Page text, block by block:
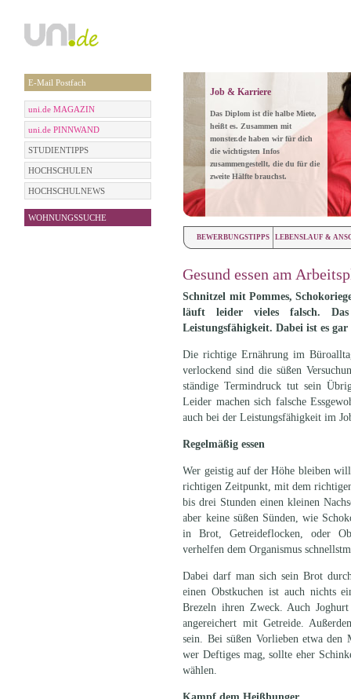
E-Mail Postfach
uni.de MAGAZIN
uni.de PINNWAND
STUDIENTIPPS
HOCHSCHULEN
HOCHSCHULNEWS
WOHNUNGSSUCHE
Job & Karriere
Das Diplom ist die halbe Miete,
heißt es. Zusammen mit
monster.de haben wir für dich
die wichtigsten Infos
zusammengestellt, die du für die
zweite Hälfte brauchst.
BEWERBUNGSTIPPS LEBENSLAUF &
Gesund essen am
Schnitzel mit Pommes,
läuft leider vieles falsch.
Leistungsfähigkeit. Dabei ist es
Die richtige Ernährung im
verlockend sind die süßen
ständige Termindruck tut sein
Leider machen sich falsche
auch bei der Leistungsfähigkeit im
Regelmäßig essen
Wer geistig auf der Höhe bleiben
richtigen Zeitpunkt, mit dem
bis drei Stunden einen kleinen
aber keine süßen Sünden, wie
in Brot, Getreideflocken, oder
verhelfen dem Organismus
Dabei darf man sich sein Brot
einen Obstkuchen ist auch nichts
Brezeln ihren Zweck. Auch
angereichert mit Getreide.
sein. Bei süßen Vorlieben etwa den
wer Deftiges mag, sollte eher
wählen.